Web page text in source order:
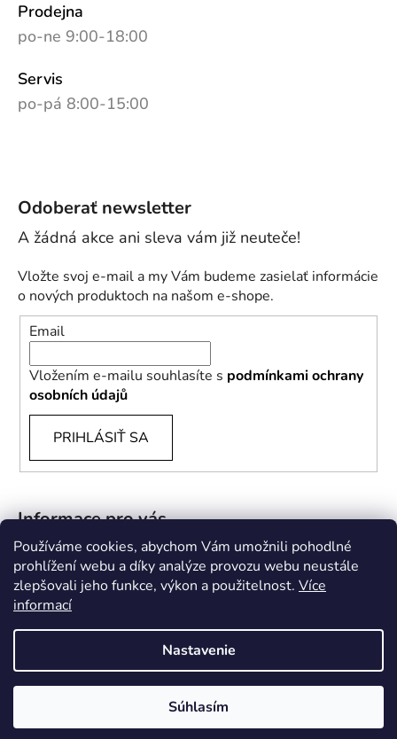
Používáme cookies, abychom Vám umožnili pohodlné
prohlížení webu a díky analýze provozu webu neustále
zlepšovali jeho funkce, výkon a použitelnost. Více
informací
Nastavenie
Súhlasím
Prodejna
po-ne 9:00-18:00
Servis
po-pá 8:00-15:00
Odoberať newsletter
Vložte svoj e-mail a my Vám budeme zasielať informácie
o nových produktoch na našom e-shope.
Email
Vložením e-mailu souhlasíte s podmínkami ochrany
osobních údajů
PRIHLÁSIŤ SA
Informace pro vás
B2B
Doprava a platba
Kontakty
Vytvoril Shoptet
Copyright 2026Espiro. Všetky práva vyhradené.